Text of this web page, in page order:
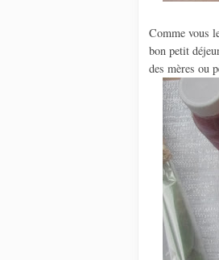
Comme vous
bon petit
des mères ou